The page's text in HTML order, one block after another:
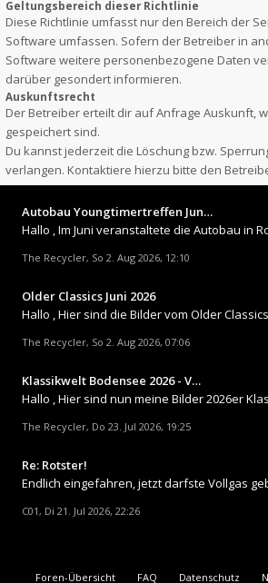
Geltungsbereich dieser Richtlinie
Diese Richtlinie umfasst nur den Bereich der
Software umfassen. Sofern der Betreiber in
Software weitere personenbezogene Daten
darüber gesondert informieren.
Auskunftsrecht
Der Betreiber erteilt dir auf Anfrage Auskunft,
gespeichert sind.
Du kannst jederzeit die Löschung bzw.
verlangen. Kontaktiere hierzu bitte den
Autobau Youngtimertreffen Jun…
The Recycler, So 2. Aug 2026, 12:10
Older Classics Juni 2026
The Recycler, So 2. Aug 2026, 07:06
Klassikwelt Bodensee 2026 - V…
The Recycler, Do 23. Jul 2026, 19:25
Re: Rotster!
Endlich eingefahren, jetzt darfste Vollgas
C01, Di 21. Jul 2026, 22:26
Foren-Übersicht FAQ Datenschutz